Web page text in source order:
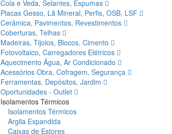
Cola e Veda, Selantes, Espumas
Placas Gesso, Lã Mineral, Perfis, OSB, LSF
Cerâmica, Pavimentos, Revestimentos
Coberturas, Telhas
Madeiras, Tijolos, Blocos, Cimento
Fotovoltaico, Carregadores Elétricos
Aquecimento Água, Ar Condicionado
Acessórios Obra, Cofragem, Segurança
Ferramentas, Depósitos, Jardim
Oportunidades - Outlet
Isolamentos Térmicos
Isolamentos Térmicos
Argila Expandida
Caixas de Estores